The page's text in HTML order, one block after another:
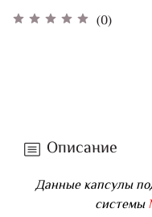
(0)
Описание
Данные капсулы
системы